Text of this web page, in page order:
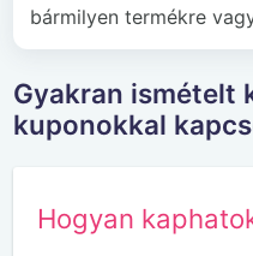
bármilyen termékre
Gyakran ismételt
kuponokkal
Hogyan